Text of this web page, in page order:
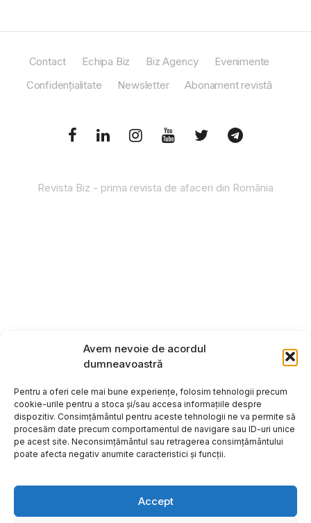
Avem nevoie de acordul
dumneavoastră
Pentru a oferi cele mai bune experiențe, folosim tehnologii precum
cookie-urile pentru a stoca și/sau accesa informațiile despre
dispozitiv. Consimțământul pentru aceste tehnologii ne va permite să
procesăm date precum comportamentul de navigare sau ID-uri unice
pe acest site. Neconsimțământul sau retragerea consimțământului
poate afecta negativ anumite caracteristici și funcții.
Accept
Contact Echipa Biz Biz Agency
Evenimente
Confidențialitate
Newsletter Abonament revistă
Revista Biz - prima revista de afaceri din România